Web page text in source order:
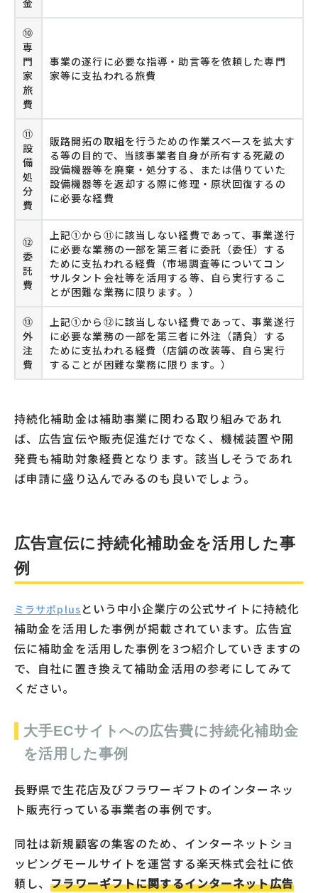
⑩
専
門
家
旅
費
事業の遂行に必要な指導・助言等を依頼した専門
家等に支払われる旅費
⑪
設
備
処
分
費
販路開拓の取組を行うための作業スペースを拡大す
る等の目的で、当該事業者自身が所有する死蔵の
設備機器等を廃棄・処分する、または借りていた
設備機器等を返却する際に修理・原状回復するの
に必要な経費
⑫
委
託
費
上記①から⑪に該当しない経費であって、事業遂行
に必要な業務の一部を第三者に委託（委任）する
ために支払われる経費（市場調査等についてコン
サルタント会社等を活用する等、自ら実行するこ
とが困難な業務に限ります。）
⑬
外
注
費
上記①から⑫に該当しない経費であって、事業遂行
に必要な業務の一部を第三者に外注（請負）する
ために支払われる経費（店舗の改装等、自ら実行
することが困難な業務に限ります。）
持続化補助金は補助事業に関わる取り組みであれ
ば、広告宣伝や販売促進だけでなく、機械装置や開
発費も補助対象経費となります。該当しそうであれ
ば申請に盛り込んでみるのも良いでしょう。
広告宣伝に持続化補助金を活用した事
例
ミラサポplus という中小企業庁の公式サイトに持続化
補助金を活用した事例が掲載されています。広告宣
伝に補助金を活用した事例を3つ紹介していきますの
で、自社に置き換えて補助金活用の参考にしてみて
ください。
大手ECサイトへの広告費に持続化補助金
を活用した事例
長野県で生花店及びフラワーギフトのインターネッ
ト販売行っている事業者の事例です。
同社は新規顧客の集客のため、インターネットショ
ッピングモールサイトを運営する楽天株式会社に依
頼し、フラワーギフトに関するインターネット広告